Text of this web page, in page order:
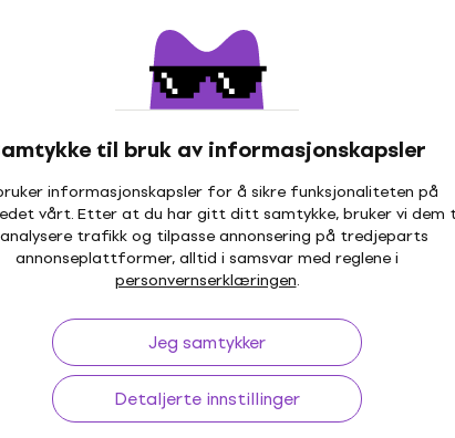
til bruk av informasjonskapsler
informasjonskapsler for å sikre funksjonaliteten på
vårt. Etter at du har gitt ditt samtykke, bruker vi dem
trafikk og tilpasse annonsering på tredjeparts
annonseplattformer, alltid i samsvar med reglene i
personvernserklæringen.
Jeg samtykker
Detaljerte innstillinger
Yamaha Pianoer
Piano